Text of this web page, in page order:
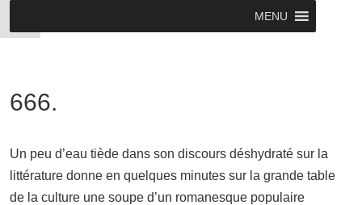
MENU
666.
Un peu d’eau tiède dans son discours déshydraté sur la
littérature donne en quelques minutes sur la grande table
de la culture une soupe d’un romanesque populaire